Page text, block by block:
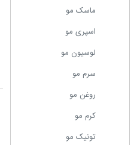
ماسک مو
اسپری مو
لوسیون مو
سرم مو
روغن مو
کرم مو
تونیک مو